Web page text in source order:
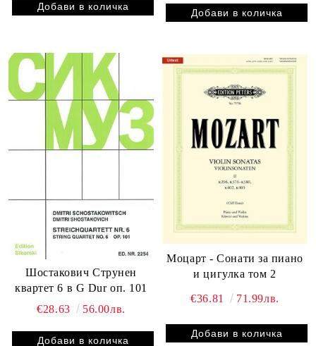
Шостакович Струнен
квартет 6 в G Dur оп. 101
€28.63
56.00лв.
Моцарт - Сонати за пиано
и цигулка том 2
€36.81 71.99лв.